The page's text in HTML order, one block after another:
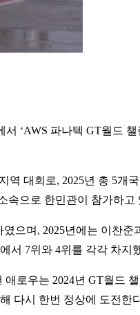
‘AWS 파나텍 GT월드
대회로, 2025년 총 5개
속으로 한민관이 참가하고
으며, 2025년에는 이찬
서 7위와 4위를 각각 차지
로우는 2024년 GT월드
다시 한번 정상에 도전한